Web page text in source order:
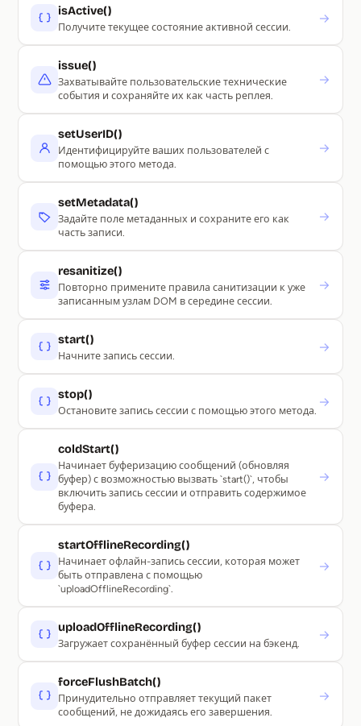
isActive()
Получите текущее состояние активной сессии.
→
issue()
Захватывайте пользовательские технические
события и сохраняйте их как часть реплея.
→
setUserID()
Идентифицируйте ваших пользователей с
помощью этого метода.
→
setMetadata()
Задайте поле метаданных и сохраните его как
часть записи.
→
resanitize()
Повторно примените правила санитизации к уже
записанным узлам DOM в середине сессии.
→
start()
Начните запись сессии.
→
stop()
Остановите запись сессии с помощью этого метода.
→
coldStart()
Начинает буферизацию сообщений (обновляя
буфер) с возможностью вызвать `start()`, чтобы
включить запись сессии и отправить содержимое
буфера.
→
startOfflineRecording()
Начинает офлайн-запись сессии, которая может
быть отправлена с помощью
`uploadOfflineRecording`.
→
uploadOfflineRecording()
Загружает сохранённый буфер сессии на бэкенд.
→
forceFlushBatch()
Принудительно отправляет текущий пакет
сообщений, не дожидаясь его завершения.
→